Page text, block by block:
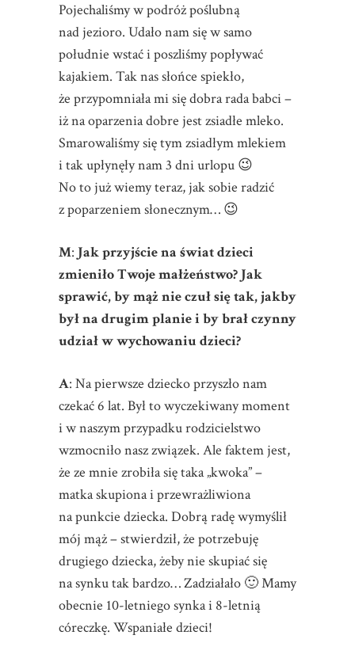
Pojechaliśmy w podróż poślubną
nad jezioro. Udało nam się w samo
południe wstać i poszliśmy popływać
kajakiem. Tak nas słońce spiekło,
że przypomniała mi się dobra rada babci –
iż na oparzenia dobre jest zsiadłe mleko.
Smarowaliśmy się tym zsiadłym mlekiem
i tak upłynęły nam 3 dni urlopu 😉
No to już wiemy teraz, jak sobie radzić
z poparzeniem słonecznym… 😉
M: Jak przyjście na świat dzieci
zmieniło Twoje małżeństwo? Jak
sprawić, by mąż nie czuł się tak, jakby
był na drugim planie i by brał czynny
udział w wychowaniu dzieci?
A: Na pierwsze dziecko przyszło nam
czekać 6 lat. Był to wyczekiwany moment
i w naszym przypadku rodzicielstwo
wzmocniło nasz związek. Ale faktem jest,
że ze mnie zrobiła się taka „kwoka” –
matka skupiona i przewrażliwiona
na punkcie dziecka. Dobrą radę wymyślił
mój mąż – stwierdził, że potrzebuję
drugiego dziecka, żeby nie skupiać się
na synku tak bardzo… Zadziałało 🙂 Mamy
obecnie 10-letniego synka i 8-letnią
córeczkę. Wspaniałe dzieci!